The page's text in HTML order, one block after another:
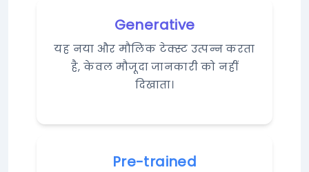
Generative
यह नया और मौलिक टेक्स्ट उत्पन्न करता
है, केवल मौजूदा जानकारी को नहीं
दिखाता।
Pre-trained